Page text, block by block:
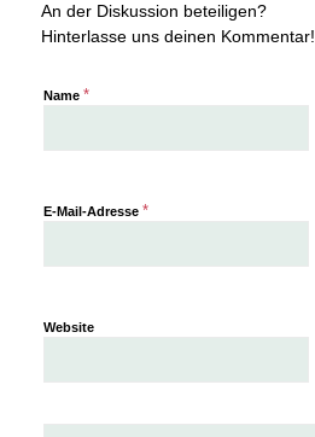
An der Diskussion beteiligen?
Hinterlasse uns deinen Kommentar!
Name *
E-Mail-Adresse *
Website